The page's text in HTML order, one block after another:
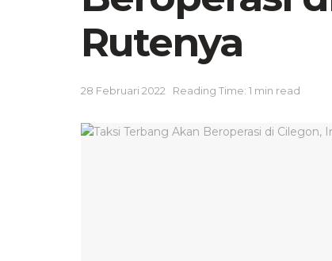
Rutenya
28 Februari 2022 Reading Time: 1 min read